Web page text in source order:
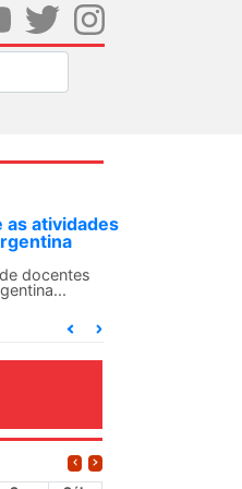
Dia de
Cuba em
e o